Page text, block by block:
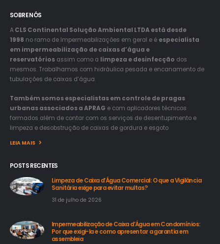
SOBRE NÓS
ACLS Continental Solução Ambiental LTDA está desde
1998 no ramo de Impermeabilizações em geral e é especialista
em impermeabilização de caixas d’água e
reservatórios assim como a limpeza e desinfecção dos
mesmos. Trabalhamos com hidráulica pesada e encanamento de
tubulações de caixas d’água.
Também somos especialistas em controle de pragas
urbanas associados a APRAG e com aplicadores técnicos
formados além de contar com os serviços de desentupimento e
limpeza e desobstrução de caixas de gordura e esgoto
LEIA MAIS
POSTS RECENTES
Limpeza de Caixa d’Água Comercial: O que a Vigilância
Sanitária exige para evitar multas?
31 de julho de 2026
Impermeabilização de Caixa d’Água em Condomínios:
Por que exigi-la e como apresentar a garantia em
assembleia